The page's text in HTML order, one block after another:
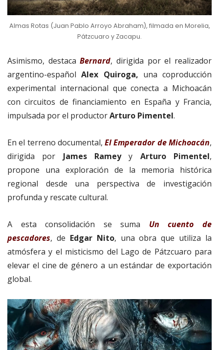
Almas Rotas (Juan Pablo Arroyo Abraham), filmada en Morelia,
Pátzcuaro y Zacapu.
Asimismo, destacaBernard, dirigida por el realizador
argentino-españolAlex Quiroga, una coproducción
experimental internacional que conecta a Michoacán
con circuitos de financiamiento en España y Francia,
impulsada por el productorArturo Pimentel.
En el terreno documental,El Emperador de Michoacán,
dirigida por James Rameyy Arturo Pimentel,
propone una exploración de la memoria histórica
regional desde una perspectiva de investigación
profunda y rescate cultural.
A esta consolidación se suma Un cuento de
pescadores, de Edgar Nito, una obra que utiliza la
atmósfera y el misticismo del Lago de Pátzcuaro para
elevar el cine de género a un estándar de exportación
global.